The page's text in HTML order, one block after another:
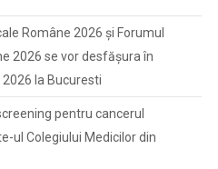
Române 2026 și Forumul
2026 se vor desfășura în
la Bucuresti
pentru cancerul
ul Colegiului Medicilor din